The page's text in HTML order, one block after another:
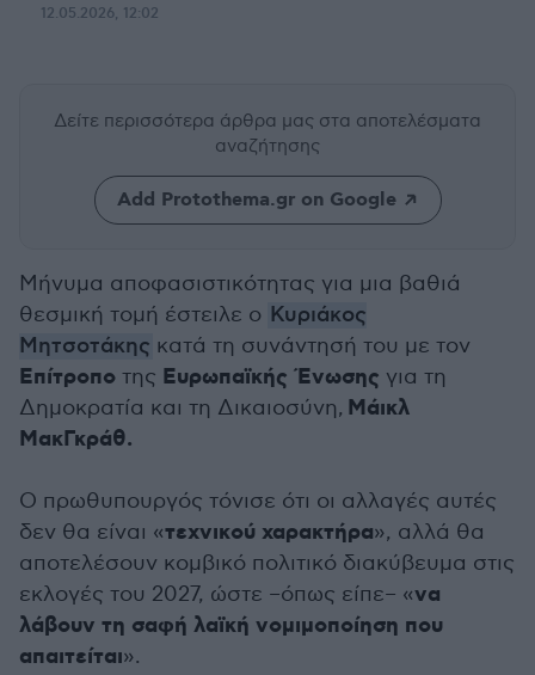
12.05.2026, 12:02
Δείτε περισσότερα άρθρα μας στα αποτελέσματα
αναζήτησης
Add Protothema.gr on Google
Μήνυμα αποφασιστικότητας για μια βαθιά
θεσμική τομή έστειλε ο Κυριάκος
Μητσοτάκης κατά τη συνάντησή του με τον
Επίτροπο της Ευρωπαϊκής Ένωσης για τη
Δημοκρατία και τη Δικαιοσύνη, Μάικλ
ΜακΓκράθ.
Ο πρωθυπουργός τόνισε ότι οι αλλαγές αυτές
δεν θα είναι «τεχνικού χαρακτήρα», αλλά θα
αποτελέσουν κομβικό πολιτικό διακύβευμα στις
εκλογές του 2027, ώστε –όπως είπε– «να
λάβουν τη σαφή λαϊκή νομιμοποίηση που
απαιτείται».